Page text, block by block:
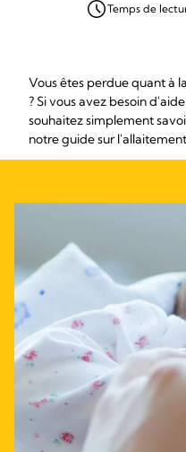
Temps de
Vous êtes perdue quant à
? Si vous avez besoin
souhaitez simplement
notre guide sur